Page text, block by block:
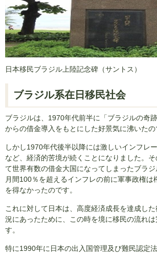
日本移民ブラジル上陸記念碑（サントス）
ブラジル系在日移民社会
ブラジルは、1970年代前半に「ブラジルの奇
からの借金導入をもとにした好景気に沸いたの
しかし1970年代後半以降には激しいインフレ
など、経済的苦境が続くことになりました。
て世界有数の借金大国になってしまったブラジ
月間100％を超えるインフレの前に軍事政権は
を得なかったのです。
これに対して日本は、高度経済成長を達成し
況にあったために、この時を境に移民の流れ
す。
特に1990年に日本の出入国管理及び難民認定